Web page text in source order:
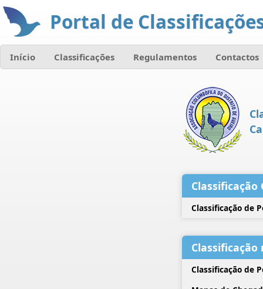
Portal de
Início Classificações Regulamentos Contactos
Classificação
Classificação de
Classificação
Classificação de